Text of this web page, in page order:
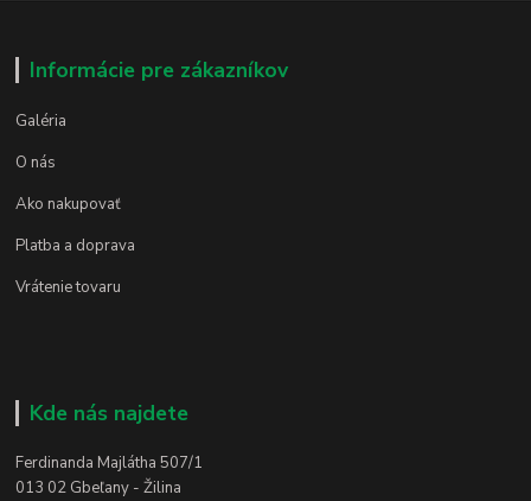
Informácie pre zákazníkov
Galéria
O nás
Ako nakupovať
Platba a doprava
Vrátenie tovaru
Kde nás najdete
Ferdinanda Majlátha 507/1
013 02 Gbeľany - Žilina